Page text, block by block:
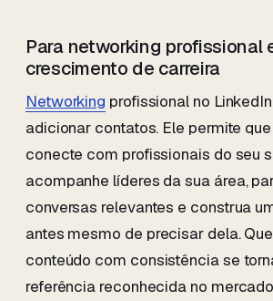
Para networking profissional
crescimento de carreira
Networking profissional no
adicionar contatos. Ele permite
conecte com profissionais do seu
acompanhe líderes da sua área,
conversas relevantes e construa
antes mesmo de precisar dela.
conteúdo com consistência se
referência reconhecida no